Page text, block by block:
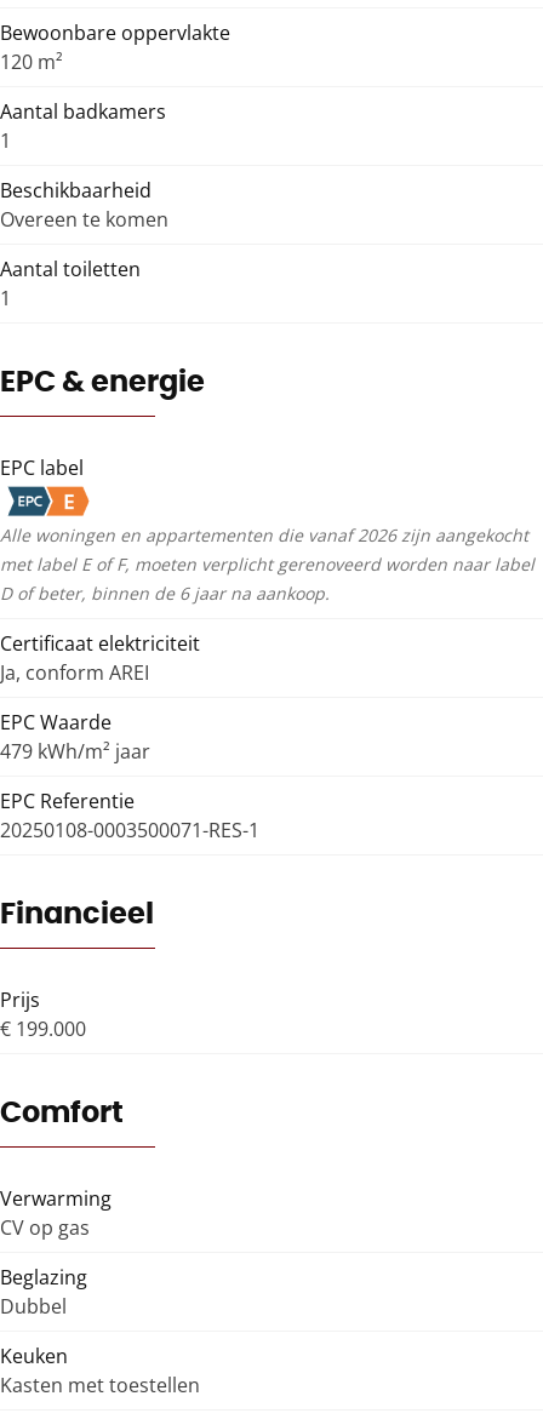
Bewoonbare oppervlakte
120 m²
Aantal badkamers
1
Beschikbaarheid
Overeen te komen
Aantal toiletten
1
EPC & energie
EPC label
Alle woningen en appartementen die vanaf 2026 zijn aangekocht
met label E of F, moeten verplicht gerenoveerd worden naar label
D of beter, binnen de 6 jaar na aankoop.
Certificaat elektriciteit
Ja, conform AREI
EPC Waarde
479 kWh/m² jaar
EPC Referentie
20250108-0003500071-RES-1
Financieel
Prijs
€ 199.000
Comfort
Verwarming
CV op gas
Beglazing
Dubbel
Keuken
Kasten met toestellen